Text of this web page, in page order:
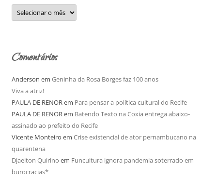
A
q
Comentários
Anderson em Geninha da Rosa Borges faz 100 anos
Viva a atriz!
PAULA DE RENOR em Para pensar a política cultural do Recife
PAULA DE RENOR em Batendo Texto na Coxia entrega abaixo-
assinado ao prefeito do Recife
Vicente Monteiro em Crise existencial de ator pernambucano na
quarentena
Djaelton Quirino em Funcultura ignora pandemia soterrado em
burocracias*